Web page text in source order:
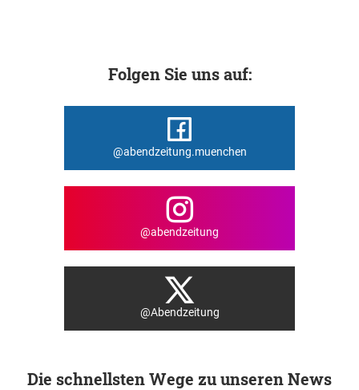
Folgen Sie uns auf:
@abendzeitung.muenchen
@abendzeitung
@Abendzeitung
Die schnellsten Wege zu unseren News